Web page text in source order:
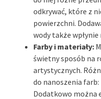
odkrywać, które z
powierzchni.
wody także
Farby i materiały:
świetny sposób na
artystycznych.
do nanoszenia
Dodatkowo można